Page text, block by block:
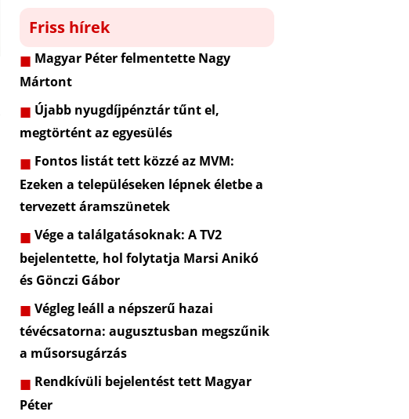
Friss hírek
Magyar Péter felmentette Nagy
Mártont
Újabb nyugdíjpénztár tűnt el,
megtörtént az egyesülés
Fontos listát tett közzé az MVM:
Ezeken a településeken lépnek életbe a
tervezett áramszünetek
Vége a találgatásoknak: A TV2
bejelentette, hol folytatja Marsi Anikó
és Gönczi Gábor
Végleg leáll a népszerű hazai
tévécsatorna: augusztusban megszűnik
a műsorsugárzás
Rendkívüli bejelentést tett Magyar
Péter